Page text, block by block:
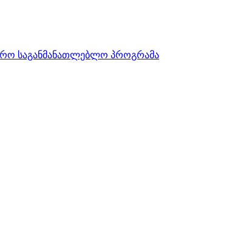
საგანმანათლებლო პროგრამა